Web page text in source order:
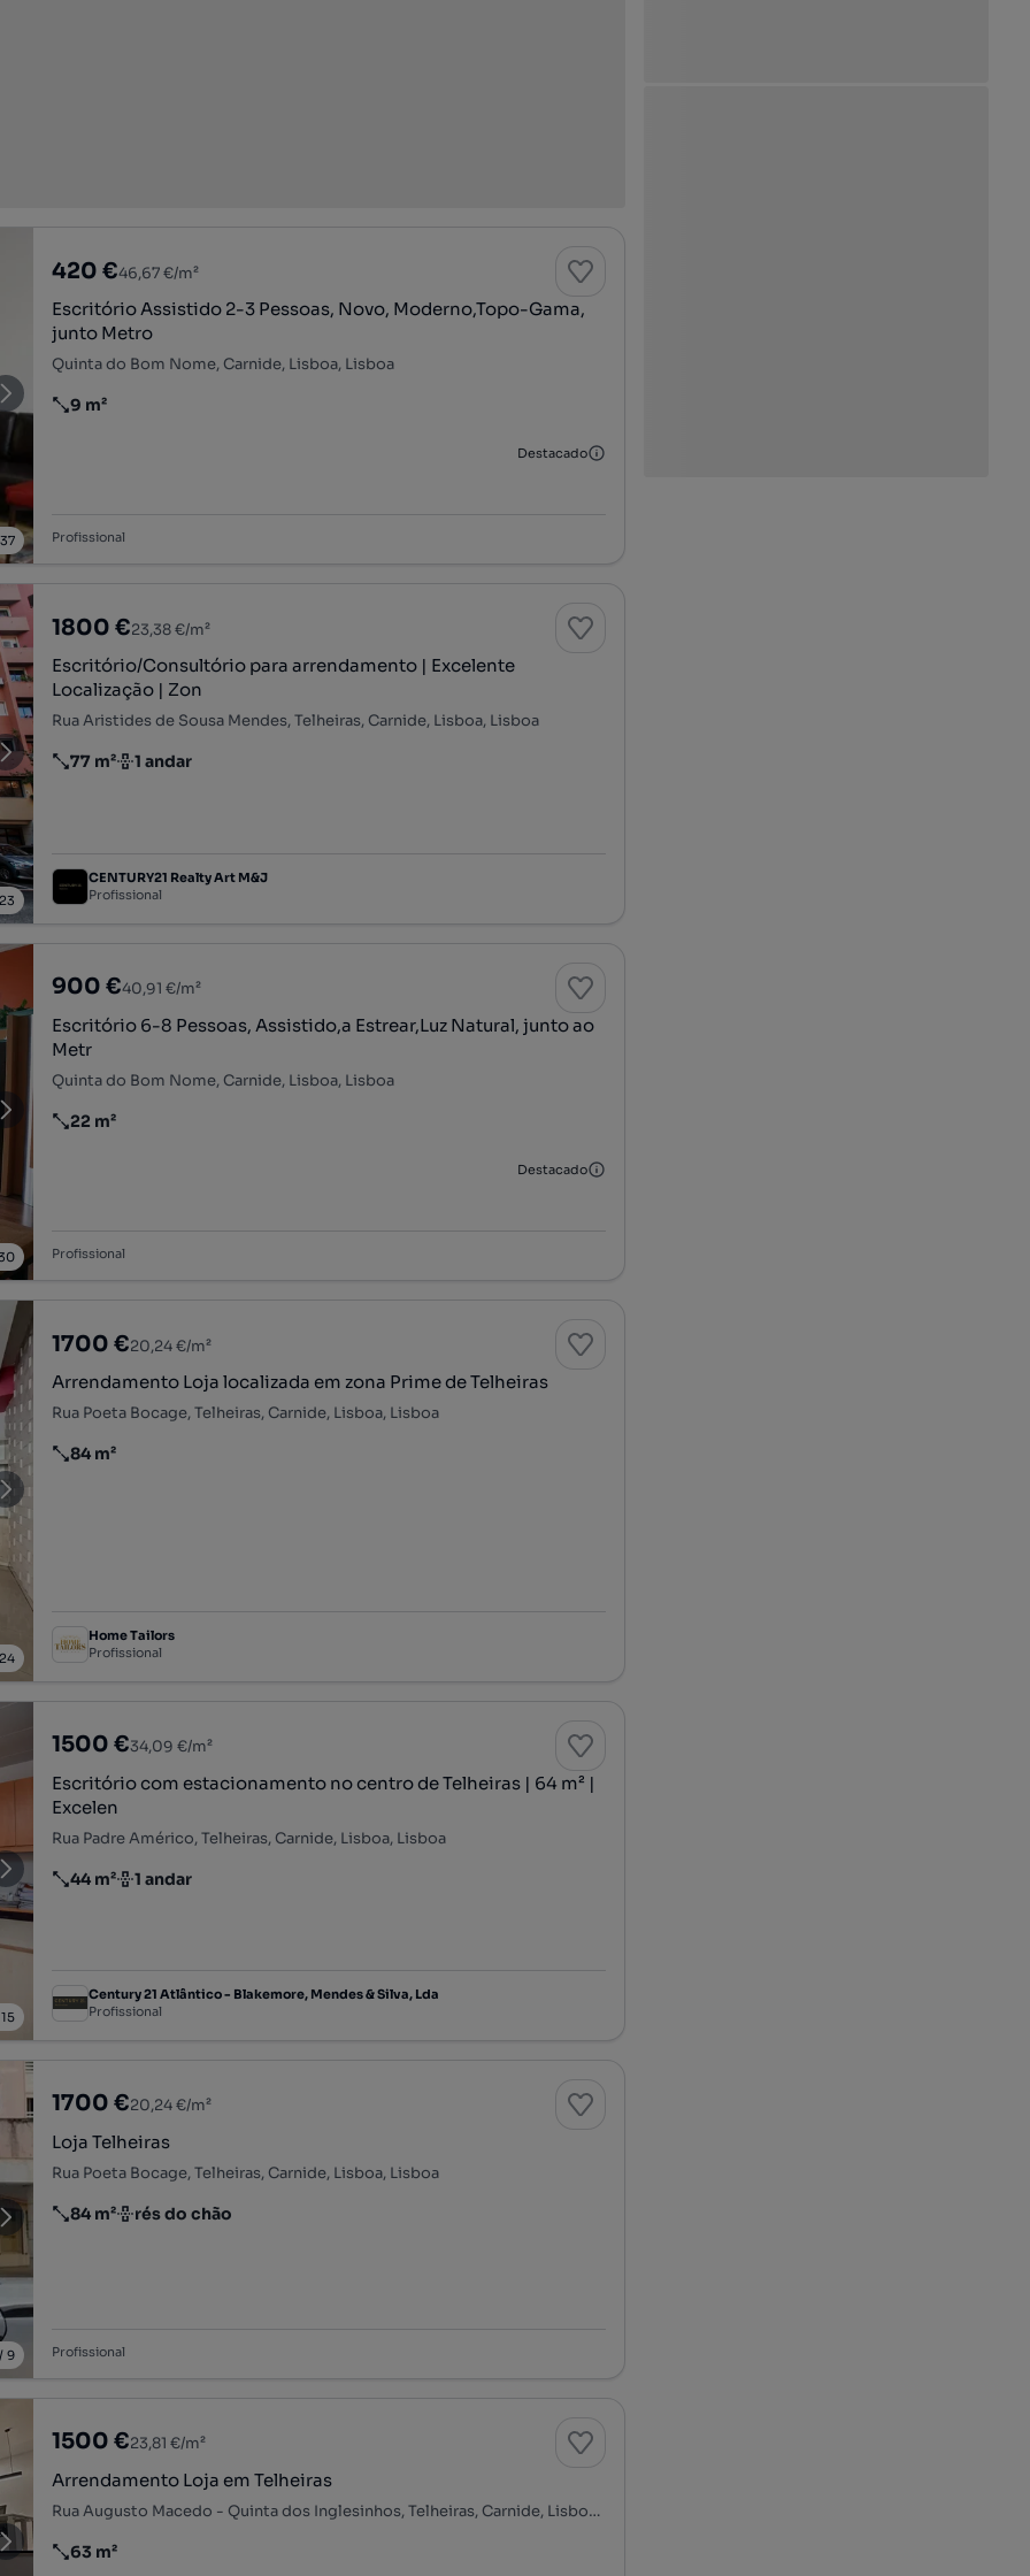
37
420 €46,67 €/m²
Escritório Assistido 2-3 Pessoas, Novo, Moderno,Topo-Gama,
junto Metro
Quinta do Bom Nome, Carnide, Lisboa, Lisboa
Preço por metro quadrado
9 m²
Destacado
Profissional
23
1800 €23,38 €/m²
Escritório/Consultório para arrendamento | Excelente
Localização | Zon
Rua Aristides de Sousa Mendes, Telheiras, Carnide, Lisboa, Lisboa
Preço por metro quadrado
77 m²
Andar 1 andar
CENTURY21 Realty Art M&J
Profissional
900 €40,91 €/m²
Escritório 6-8 Pessoas, Assistido,a Estrear,Luz Natural, junto ao
Metr
Quinta do Bom Nome, Carnide, Lisboa, Lisboa
Preço por metro quadrado
22 m²
Destacado
Profissional
24
1700 €20,24 €/m²
Arrendamento Loja localizada em zona Prime de Telheiras
Rua Poeta Bocage, Telheiras, Carnide, Lisboa, Lisboa
Preço por metro quadrado
84 m²
Home Tailors
Profissional
15
1500 €34,09 €/m²
Escritório com estacionamento no centro de Telheiras | 64 m² |
Excelen
Rua Padre Américo, Telheiras, Carnide, Lisboa, Lisboa
Preço por metro quadrado
44 m²
Andar 1 andar
Century 21 Atlântico - Blakemore, Mendes & Silva, Lda
Profissional
9
1700 €20,24 €/m²
Loja Telheiras
Rua Poeta Bocage, Telheiras, Carnide, Lisboa, Lisboa
Preço por metro quadrado
84 m²
Andar rés do chão
Profissional
1500 €23,81 €/m²
Arrendamento Loja em Telheiras
Rua Augusto Macedo - Quinta dos Inglesinhos, Telheiras, Carnide, Lisboa, Lisboa
Preço por metro quadrado
63 m²